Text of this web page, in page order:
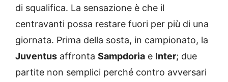
di squalifica. La sensazione è che il
centravanti possa restare fuori per più di una
giornata. Prima della sosta, in campionato, la
Juventus affronta Sampdoria e Inter; due
partite non semplici perché contro avversari